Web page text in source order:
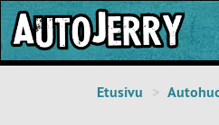
Etusivu